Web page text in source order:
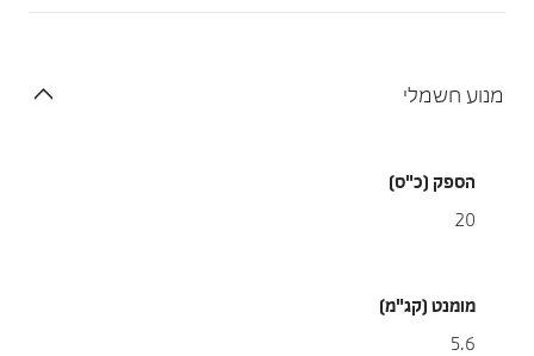
מנוע חשמלי
הספק (כ"ס)
20
מומנט (קג"מ)
5.6